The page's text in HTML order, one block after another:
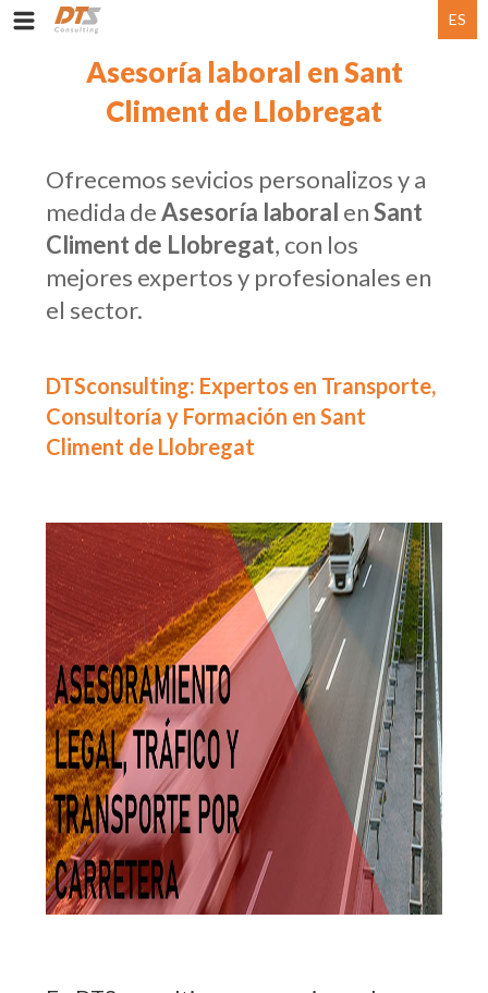
ES
Asesoría laboral en Sant
Climent de Llobregat
Ofrecemos sevicios personalizos y a
medida deAsesoría laboral enSant
Climent de Llobregat, con los
mejores expertos y profesionales en
el sector.
DTSconsulting: Expertos en Transporte,
Consultoría y Formación en Sant
Climent de Llobregat